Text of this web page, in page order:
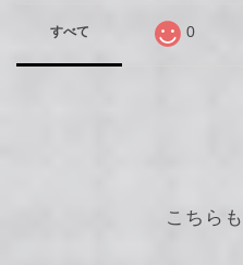
すべて 0
こちら